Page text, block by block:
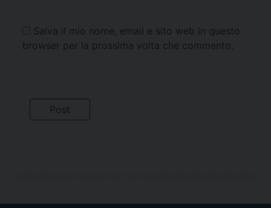
Salva il mio nome, email e sito web in questo
browser per la prossima volta che commento.